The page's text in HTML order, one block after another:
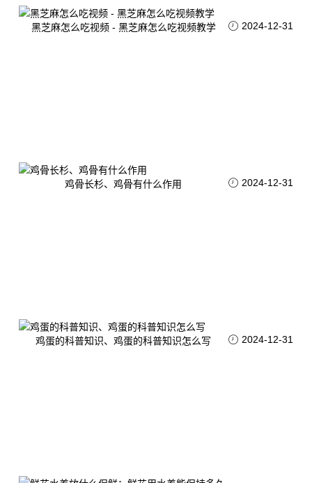
黑芝麻怎么吃视频 - 黑芝麻怎么吃视频教学 2024-12-31
鸡骨长杉、鸡骨有什么作用 2024-12-31
鸡蛋的科普知识、鸡蛋的科普知识怎么写 2024-12-31